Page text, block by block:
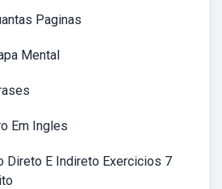
Paginas
Mental
Em Ingles
Direto E Indireto Exercicios 7